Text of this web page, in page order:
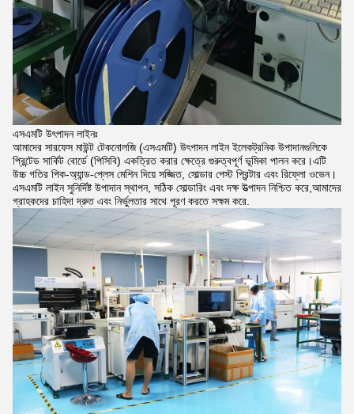
এসএমটি উৎপাদন লাইনঃ
আমাদের সারফেস মাউন্ট টেকনোলজি (এসএমটি) উৎপাদন লাইন ইলেকট্রনিক উপাদানগুলিকে
প্রিন্টেড সার্কিট বোর্ডে (পিসিবি) একত্রিত করার ক্ষেত্রে গুরুত্বপূর্ণ ভূমিকা পালন করে।এটি
উচ্চ গতির পিক-অ্যান্ড-প্লেস মেশিন দিয়ে সজ্জিত, সোল্ডার পেস্ট প্রিন্টার এবং রিফ্লো ওভেন।
এসএমটি লাইন সুনির্দিষ্ট উপাদান স্থাপন, সঠিক সোল্ডারিং এবং দক্ষ উত্পাদন নিশ্চিত করে,আমাদের
গ্রাহকদের চাহিদা দ্রুত এবং নির্ভুলতার সাথে পূরণ করতে সক্ষম করে.